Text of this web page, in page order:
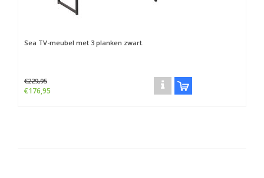
Sea TV-meubel met 3 planken zwart.
€229,95
€176,95